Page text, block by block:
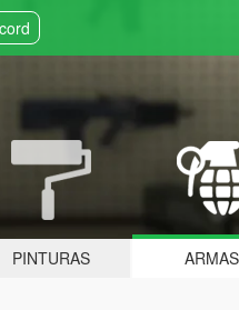
PINTURAS ARMAS